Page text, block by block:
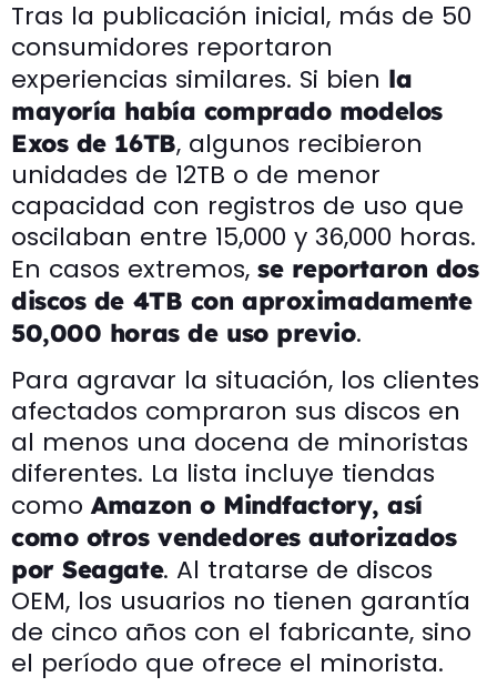
Tras la publicación inicial, más de 50
consumidores reportaron
experiencias similares. Si bien la
mayoría había comprado modelos
Exos de 16TB, algunos recibieron
unidades de 12TB o de menor
capacidad con registros de uso que
oscilaban entre 15,000 y 36,000 horas.
En casos extremos, se reportaron dos
discos de 4TB con aproximadamente
50,000 horas de uso previo.
Para agravar la situación, los clientes
afectados compraron sus discos en
al menos una docena de minoristas
diferentes. La lista incluye tiendas
como Amazon o Mindfactory, así
como otros vendedores autorizados
por Seagate. Al tratarse de discos
OEM, los usuarios no tienen garantía
de cinco años con el fabricante, sino
el período que ofrece el minorista.